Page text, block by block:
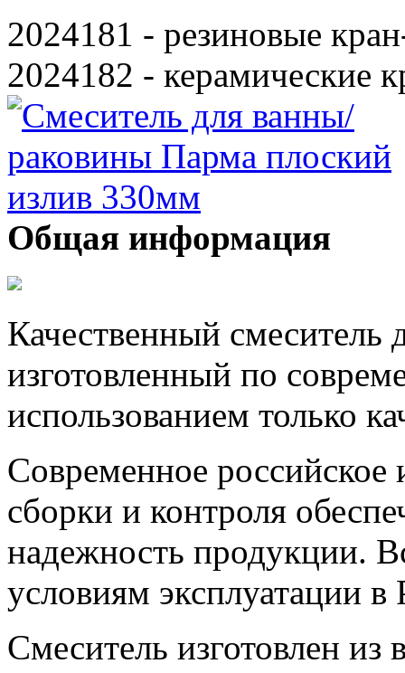
2024181 - резиновые
2024182 - керамические
Общая информация
Качественный
изготовленный по
использованием только
Современное российское
сборки и контроля
надежность продукции.
условиям эксплуатации в
Смеситель изготовлен из